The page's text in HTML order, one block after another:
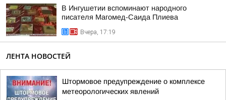
В Ингушетии вспоминают народного
писателя Магомед-Саида Плиева
Вчера, 17:19
ЛЕНТА НОВОСТЕЙ
Штормовое предупреждение о комплексе
метеорологических явлений